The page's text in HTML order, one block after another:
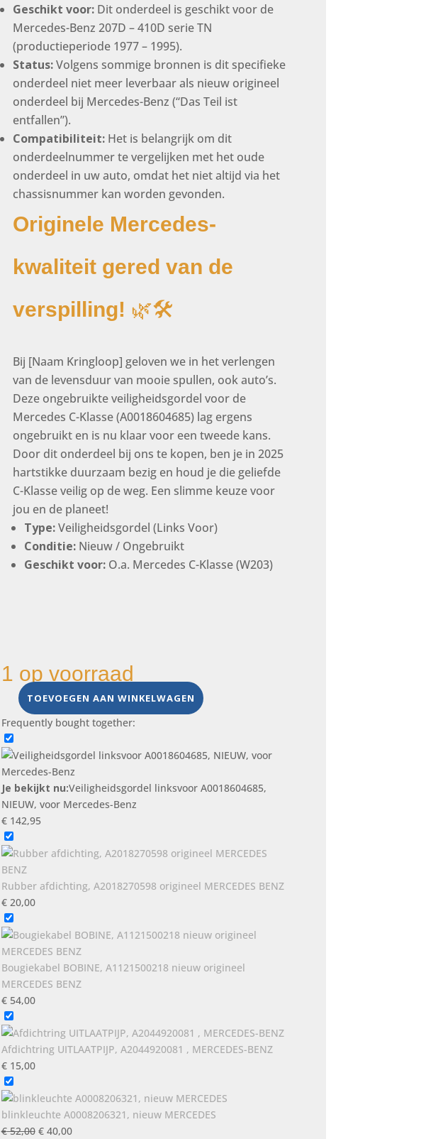
Geschikt voor:Dit onderdeel is geschikt voor de
Mercedes-Benz 207D – 410D serie TN
(productieperiode 1977 – 1995).
Status:Volgens sommige bronnen is dit specifieke
onderdeel niet meer leverbaar als nieuw origineel
onderdeel bij Mercedes-Benz (“Das Teil ist
entfallen”).
Compatibiliteit:Het is belangrijk om dit
onderdeelnummer te vergelijken met het oude
onderdeel in uw auto, omdat het niet altijd via het
chassisnummer kan worden gevonden.
Originele Mercedes-
kwaliteit gered van de
verspilling! 🌿🛠️
Bij [Naam Kringloop] geloven we in het verlengen
van de levensduur van mooie spullen, ook auto’s.
Deze ongebruikte veiligheidsgordel voor de
Mercedes C-Klasse (A0018604685) lag ergens
ongebruikt en is nu klaar voor een tweede kans.
Door dit onderdeel bij ons te kopen, ben je in 2025
hartstikke duurzaam bezig en houd je die geliefde
C-Klasse veilig op de weg. Een slimme keuze voor
jou en de planeet!
Type:Veiligheidsgordel (Links Voor)
Conditie:Nieuw / Ongebruikt
Geschikt voor:O.a. Mercedes C-Klasse (W203)
1 op voorraad
Veiligheidsgordel
linksvoor
A0018604685,
NIEUW,
voor
Mercedes-
Benz
aantal
TOEVOEGEN AAN WINKELWAGEN
Frequently bought together:
Je bekijkt nu:Veiligheidsgordel linksvoor A0018604685,
NIEUW, voor Mercedes-Benz
€142,95
Rubber afdichting, A2018270598 origineel MERCEDES BENZ
€20,00
Bougiekabel BOBINE, A1121500218 nieuw origineel
MERCEDES BENZ
€54,00
Afdichtring UITLAATPIJP, A2044920081 , MERCEDES-BENZ
€15,00
blinkleuchte A0008206321, nieuw MERCEDES
€52,00 Oorspronkelijke
€40,00Huidige